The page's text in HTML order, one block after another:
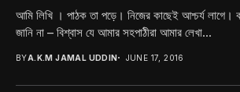
আমি লিখি । পাঠক তা পড়ে। নিজের কাছেই আশ্চর্য
জানি না – বিশ্বাস যে আমার সহপাঠীরা আমার লেখা...
BYA.K.M JAMAL UDDIN JUNE 17, 2016